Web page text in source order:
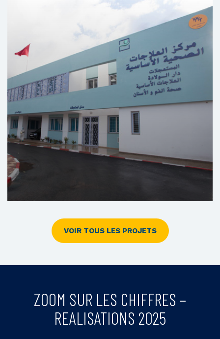
Centre de Formation dans les Métiers Éducatifs et
Sociaux Yaacoub Al Mansour - Rabat
VOIR TOUS LES PROJETS
ZOOM SUR LES CHIFFRES –
REALISATIONS 2025